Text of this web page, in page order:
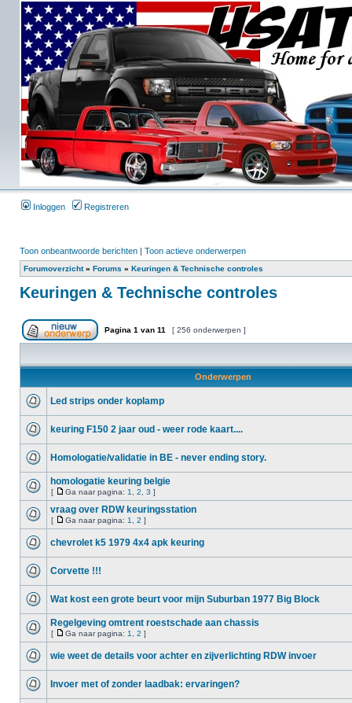
Inloggen Registreren
Toon onbeantwoorde berichten | Toon actieve onderwerpen
Forumoverzicht» Forums » Keuringen & Technische controles
Keuringen & Technische controles
Pagina 1 van 11 [ 256 onderwerpen ]
Onderwerpen
Led strips onder koplamp
keuring F150 2 jaar oud - weer rode kaart....
Homologatie/validatie in BE - never ending story.
homologatie keuring belgie
[ Ga naar pagina: 1 2 3 ]
vraag over RDW keuringsstation
[ Ga naar pagina: 1 2 ]
chevrolet k5 1979 4x4 apk keuring
Corvette !!!
Wat kost een grote beurt voor mijn Suburban 1977 Big Block
Regelgeving omtrent roestschade aan chassis
[ Ga naar pagina: 1 2 ]
wie weet de details voor achter en zijverlichting RDW invoer
Invoer met of zonder laadbak: ervaringen?